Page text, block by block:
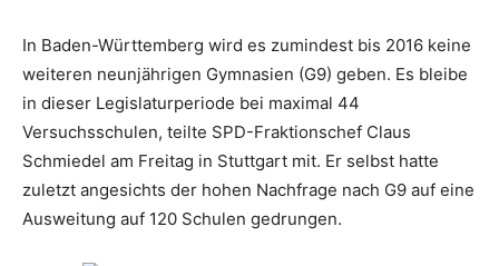
In Baden-Württemberg wird es zumindest bis 2016 keine
weiteren neunjährigen Gymnasien (G9) geben. Es bleibe
in dieser Legislaturperiode bei maximal 44
Versuchsschulen, teilte SPD-Fraktionschef Claus
Schmiedel am Freitag in Stuttgart mit. Er selbst hatte
zuletzt angesichts der hohen Nachfrage nach G9 auf eine
Ausweitung auf 120 Schulen gedrungen.